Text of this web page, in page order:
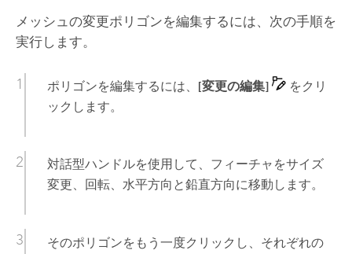
メッシュの変更ポリゴンを編集するには、次の手順を
実行します。
ポリゴンを編集するには、 [変更の編集]
をクリ
ックします。
対話型ハンドルを使用して、フィーチャをサイズ
変更、回転、水平方向と鉛直方向に移動します。
そのポリゴンをもう一度クリックし、それぞれの